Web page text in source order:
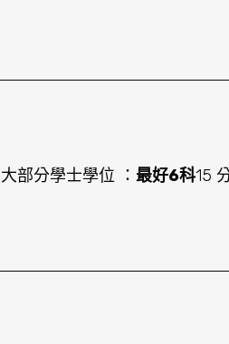
大部分學士學位 ： 最好6科15